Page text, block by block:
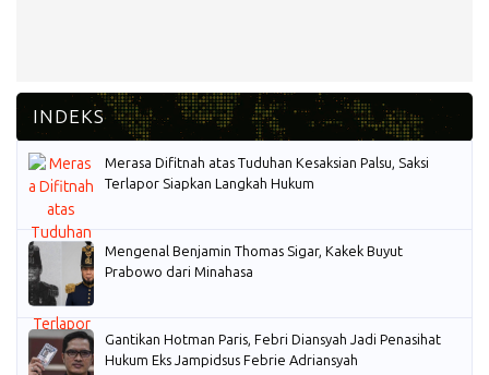
Merasa Difitnah atas Tuduhan Kesaksian Palsu, Saksi
Terlapor Siapkan Langkah Hukum
Mengenal Benjamin Thomas Sigar, Kakek Buyut
Prabowo dari Minahasa
Gantikan Hotman Paris, Febri Diansyah Jadi Penasihat
Hukum Eks Jampidsus Febrie Adriansyah